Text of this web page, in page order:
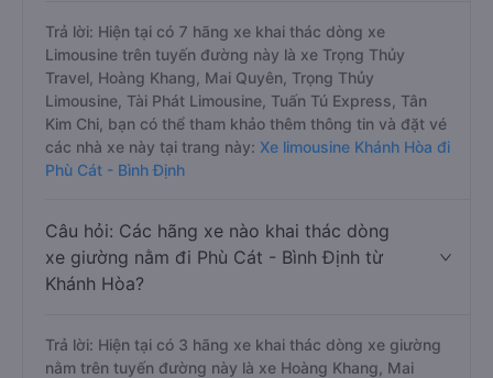
Trả lời: Hiện tại có 7 hãng xe khai thác dòng xe
Limousine trên tuyến đường này là xe Trọng Thủy
Travel, Hoàng Khang, Mai Quyên, Trọng Thủy
Limousine, Tài Phát Limousine, Tuấn Tú Express, Tân
Kim Chi, bạn có thể tham khảo thêm thông tin và đặt vé
các nhà xe này tại trang này: Xe limousine Khánh Hòa đi
Phù Cát - Bình Định
Câu hỏi: Các hãng xe nào khai thác dòng
xe giường nằm đi Phù Cát - Bình Định từ
Khánh Hòa?
Trả lời: Hiện tại có 3 hãng xe khai thác dòng xe giường
nằm trên tuyến đường này là xe Hoàng Khang, Mai